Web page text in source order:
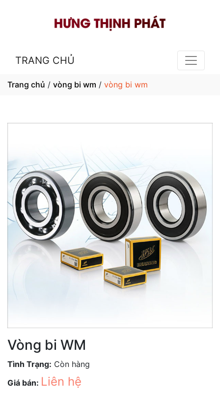
TRANG CHỦ
Trang chủ / vòng bi wm / vòng bi wm
Vòng bi WM
Tình Trạng: Còn hàng
Giá bán: Liên hệ